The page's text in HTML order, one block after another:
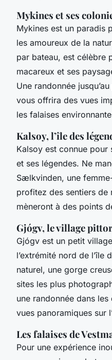
Mykines et ses
Mykines est un paradis
les amoureux de la
par bateau, est célèbre
macareux et ses
Une randonnée
vous offrira des vues
les falaises
Kalsoy, l’île des
Kalsoy est connue pour
et ses légendes. Ne
Sælkvinden, une
profitez des sentiers de
mèneront à des points
Gjógv, le village
Gjógv est un petit
l’extrémité nord de l’île
naturel, une gorge
sites les plus
une randonnée dans
vues panoramiques sur
Les falaises de
Pour une expérience